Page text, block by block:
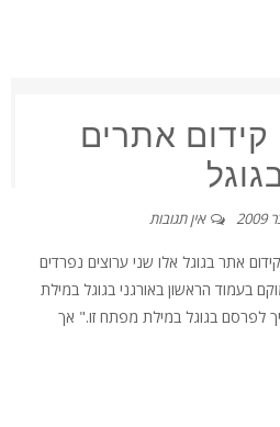
קידום אתרים
אין תגובות
אתר בגוגל אלו שני ערוצים נפרדים
בעמוד הראשון באורגני בגוגל במילת
לפרסם בגוגל במילת מפתח זו." אך